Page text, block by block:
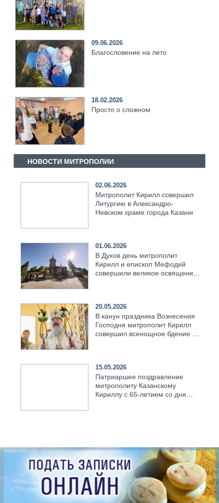
09.06.2026
Благословение на лето
18.02.2026
Просто о сложном
НОВОСТИ МИТРОПОЛИИ
02.06.2026
Митрополит Кирилл совершил
Литургию в Александро-
Невском храме города Казани
01.06.2026
В Духов день митрополит
Кирилл и епископ Мефодий
совершили великое освящение
20.05.2026
В канун праздника Вознесения
Господня митрополит Кирилл
совершил всенощное бдение в
15.05.2026
Патриаршее поздравление
митрополиту Казанскому
Кириллу с 65-летием со дня